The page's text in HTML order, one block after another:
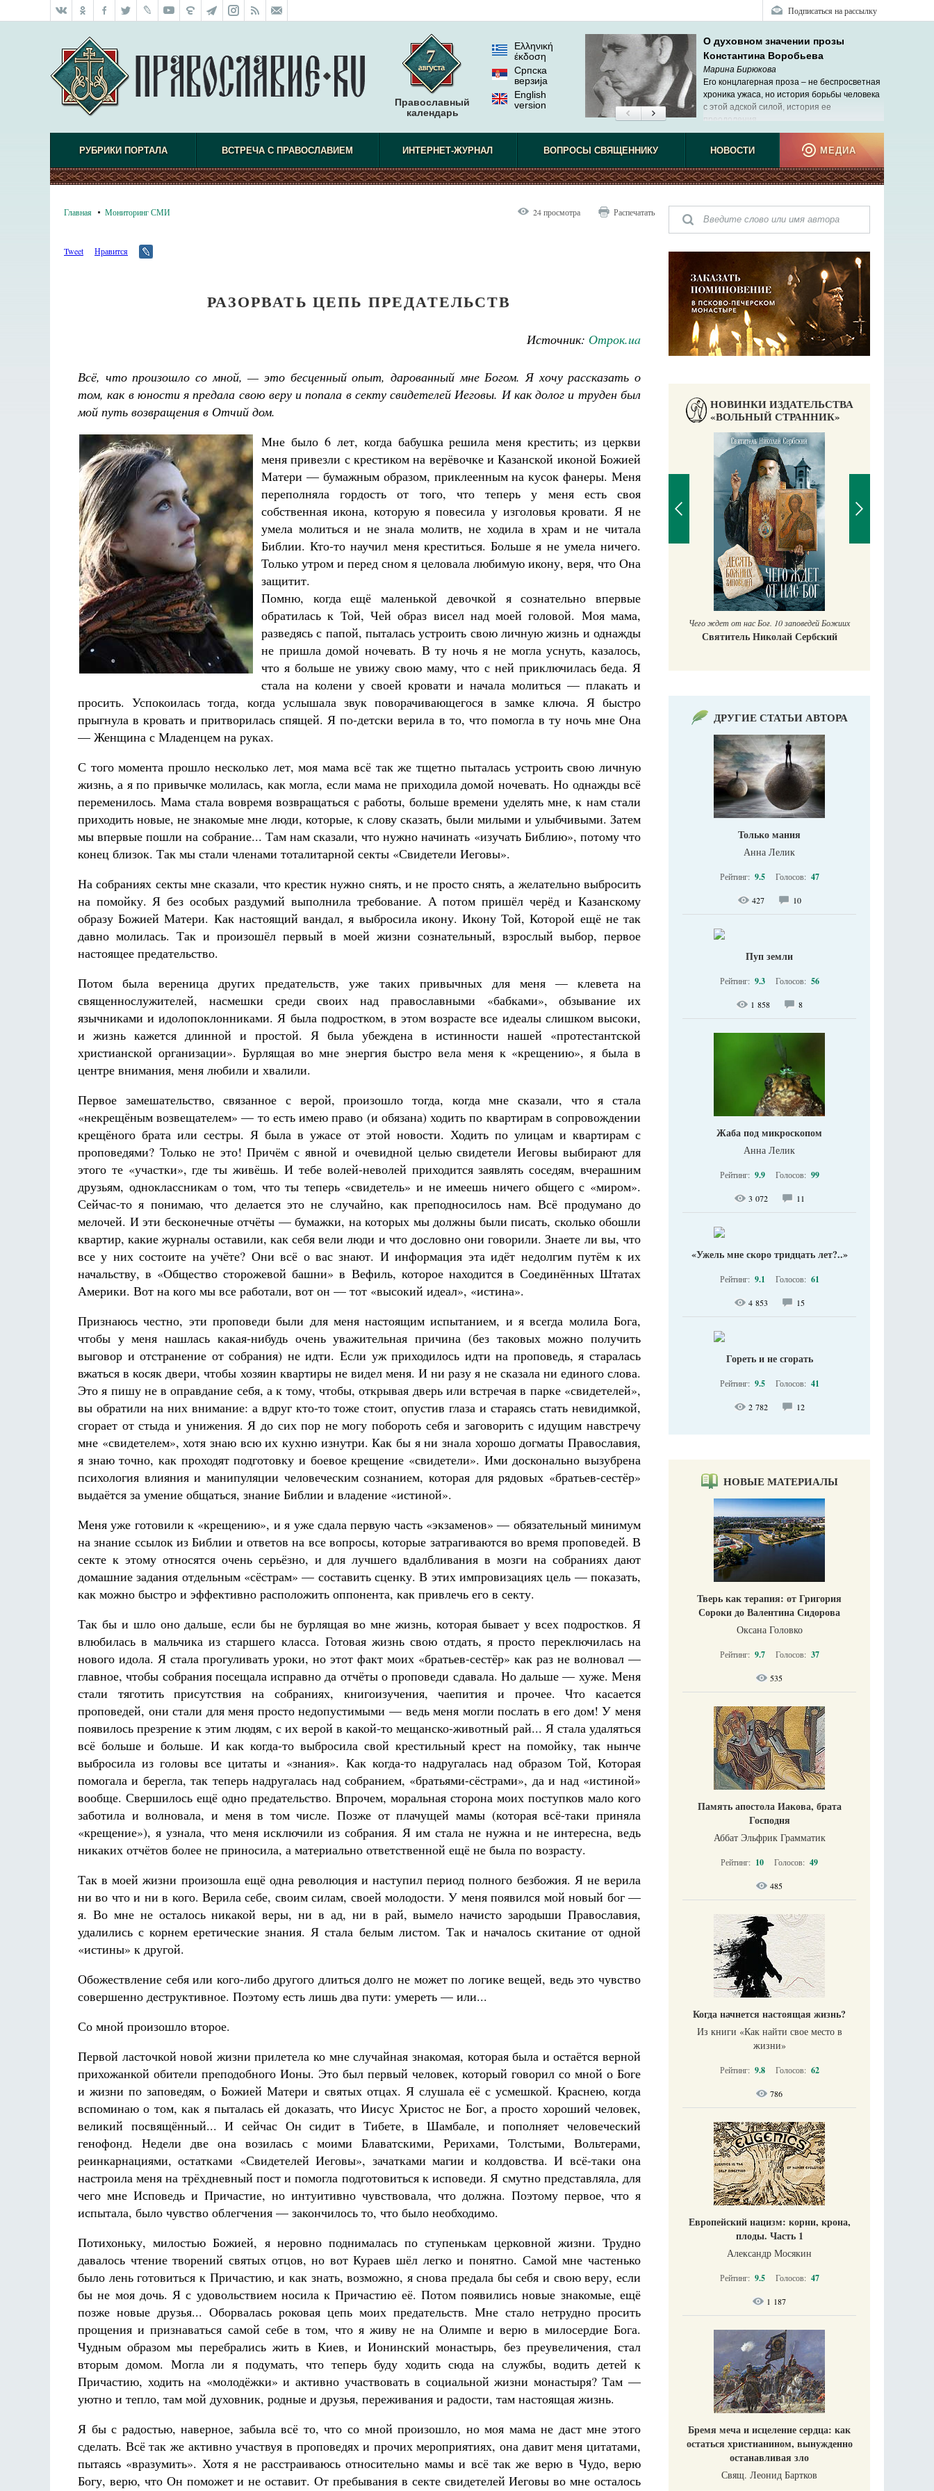
Подписаться на рассылку
Православный
календарь
Ελληνική
έκδοση
Српска
верзиjа
English
version
О духовном значении прозы
Константина Воробьева
Марина Бирюкова
Его концлагерная проза – не беспросветная
хроника ужаса, но история борьбы человека
с этой адской силой, история ее
преодоления.
РУБРИКИ ПОРТАЛА ВСТРЕЧА С ПРАВОСЛАВИЕМ ИНТЕРНЕТ-ЖУРНАЛ ВОПРОСЫ СВЯЩЕННИКУ НОВОСТИ МЕДИА
Главная Мониторинг СМИ 24 просмотра Распечатать
Tweet Нравится
РАЗОРВАТЬ ЦЕПЬ ПРЕДАТЕЛЬСТВ
Источник: Отрок.ua
Всё, что произошло со мной, — это бесценный опыт, дарованный мне Богом. Я хочу рассказать о
том, как в юности я предала свою веру и попала в секту свидетелей Иеговы. И как долог и труден был
мой путь возвращения в Отчий дом.
Мне было 6 лет, когда бабушка решила меня крестить; из церкви
меня привезли с крестиком на верёвочке и Казанской иконой Божией
Матери — бумажным образом, приклеенным на кусок фанеры. Меня
переполняла гордость от того, что теперь у меня есть своя
собственная икона, которую я повесила у изголовья кровати. Я не
умела молиться и не знала молитв, не ходила в храм и не читала
Библии. Кто-то научил меня креститься. Больше я не умела ничего.
Только утром и перед сном я целовала любимую икону, веря, что Она
защитит.
Помню, когда ещё маленькой девочкой я сознательно впервые
обратилась к Той, Чей образ висел над моей головой. Моя мама,
разведясь с папой, пыталась устроить свою личную жизнь и однажды
не пришла домой ночевать. В ту ночь я не могла уснуть, казалось,
что я больше не увижу свою маму, что с ней приключилась беда. Я
стала на колени у своей кровати и начала молиться — плакать и
просить. Успокоилась тогда, когда услышала звук поворачивающегося в замке ключа. Я быстро
прыгнула в кровать и притворилась спящей. Я по-детски верила в то, что помогла в ту ночь мне Она
— Женщина с Младенцем на руках.
С того момента прошло несколько лет, моя мама всё так же тщетно пыталась устроить свою личную
жизнь, а я по привычке молилась, как могла, если мама не приходила домой ночевать. Но однажды всё
переменилось. Мама стала вовремя возвращаться с работы, больше времени уделять мне, к нам стали
приходить новые, не знакомые мне люди, которые, к слову сказать, были милыми и улыбчивыми. Затем
мы впервые пошли на собрание... Там нам сказали, что нужно начинать «изучать Библию», потому что
конец близок. Так мы стали членами тоталитарной секты «Свидетели Иеговы».
На собраниях секты мне сказали, что крестик нужно снять, и не просто снять, а желательно выбросить
на помойку. Я без особых раздумий выполнила требование. А потом пришёл черёд и Казанскому
образу Божией Матери. Как настоящий вандал, я выбросила икону. Икону Той, Которой ещё не так
давно молилась. Так и произошёл первый в моей жизни сознательный, взрослый выбор, первое
настоящее предательство.
Потом была вереница других предательств, уже таких привычных для меня — клевета на
священнослужителей, насмешки среди своих над православными «бабками», обзывание их
язычниками и идолопоклонниками. Я была подростком, в этом возрасте все идеалы слишком высоки,
и жизнь кажется длинной и простой. Я была убеждена в истинности нашей «протестантской
христианской организации». Бурлящая во мне энергия быстро вела меня к «крещению», я была в
центре внимания, меня любили и хвалили.
Первое замешательство, связанное с верой, произошло тогда, когда мне сказали, что я стала
«некрещёным возвещателем» — то есть имею право (и обязана) ходить по квартирам в сопровождении
крещёного брата или сестры. Я была в ужасе от этой новости. Ходить по улицам и квартирам с
проповедями? Только не это! Причём с явной и очевидной целью свидетели Иеговы выбирают для
этого те «участки», где ты живёшь. И тебе волей-неволей приходится заявлять соседям, вчерашним
друзьям, одноклассникам о том, что ты теперь «свидетель» и не имеешь ничего общего с «миром».
Сейчас-то я понимаю, что делается это не случайно, как преподносилось нам. Всё продумано до
мелочей. И эти бесконечные отчёты — бумажки, на которых мы должны были писать, сколько обошли
квартир, какие журналы оставили, как себя вели люди и что дословно они говорили. Знаете ли вы, что
все у них состоите на учёте? Они всё о вас знают. И информация эта идёт недолгим путём к их
начальству, в «Общество сторожевой башни» в Вефиль, которое находится в Соединённых Штатах
Америки. Вот на кого мы все работали, вот он — тот «высокий идеал», «истина».
Признаюсь честно, эти проповеди были для меня настоящим испытанием, и я всегда молила Бога,
чтобы у меня нашлась какая-нибудь очень уважительная причина (без таковых можно получить
выговор и отстранение от собрания) не идти. Если уж приходилось идти на проповедь, я старалась
вжаться в косяк двери, чтобы хозяин квартиры не видел меня. И ни разу я не сказала ни единого слова.
Это я пишу не в оправдание себя, а к тому, чтобы, открывая дверь или встречая в парке «свидетелей»,
вы обратили на них внимание: а вдруг кто-то тоже стоит, опустив глаза и стараясь стать невидимкой,
сгорает от стыда и унижения. Я до сих пор не могу побороть себя и заговорить с идущим навстречу
мне «свидетелем», хотя знаю всю их кухню изнутри. Как бы я ни знала хорошо догматы Православия,
я знаю точно, как проходят подготовку и боевое крещение «свидетели». Ими досконально вызубрена
психология влияния и манипуляции человеческим сознанием, которая для рядовых «братьев-сестёр»
выдаётся за умение общаться, знание Библии и владение «истиной».
Меня уже готовили к «крещению», и я уже сдала первую часть «экзаменов» — обязательный минимум
на знание ссылок из Библии и ответов на все вопросы, которые затрагиваются во время проповедей. В
секте к этому относятся очень серьёзно, и для лучшего вдалбливания в мозги на собраниях дают
домашние задания отдельным «сёстрам» — составить сценку. В этих импровизациях цель — показать,
как можно быстро и эффективно расположить оппонента, как привлечь его в секту.
Так бы и шло оно дальше, если бы не бурлящая во мне жизнь, которая бывает у всех подростков. Я
влюбилась в мальчика из старшего класса. Готовая жизнь свою отдать, я просто переключилась на
нового идола. Я стала прогуливать уроки, но этот факт моих «братьев-сестёр» как раз не волновал —
главное, чтобы собрания посещала исправно да отчёты о проповеди сдавала. Но дальше — хуже. Меня
стали тяготить присутствия на собраниях, книгоизучения, чаепития и прочее. Что касается
проповедей, они стали для меня просто недопустимыми — ведь меня могли послать в его дом! У меня
появилось презрение к этим людям, с их верой в какой-то мещанско-животный рай... Я стала удаляться
всё больше и больше. И как когда-то выбросила свой крестильный крест на помойку, так нынче
выбросила из головы все цитаты и «знания». Как когда-то надругалась над образом Той, Которая
помогала и берегла, так теперь надругалась над собранием, «братьями-сёстрами», да и над «истиной»
вообще. Свершилось ещё одно предательство. Впрочем, моральная сторона моих поступков мало кого
заботила и волновала, и меня в том числе. Позже от плачущей мамы (которая всё-таки приняла
«крещение»), я узнала, что меня исключили из собрания. Я им стала не нужна и не интересна, ведь
никаких отчётов более не приносила, а материально ответственной ещё не была по возрасту.
Так в моей жизни произошла ещё одна революция и наступил период полного безбожия. Я не верила
ни во что и ни в кого. Верила себе, своим силам, своей молодости. У меня появился мой новый бог —
я. Во мне не осталось никакой веры, ни в ад, ни в рай, вымело начисто зародыши Православия,
удалились с корнем еретические знания. Я стала белым листом. Так и началось скитание от одной
«истины» к другой.
Обожествление себя или кого-либо другого длиться долго не может по логике вещей, ведь это чувство
совершенно деструктивное. Поэтому есть лишь два пути: умереть — или...
Со мной произошло второе.
Первой ласточкой новой жизни прилетела ко мне случайная знакомая, которая была и остаётся верной
прихожанкой обители преподобного Ионы. Это был первый человек, который говорил со мной о Боге
и жизни по заповедям, о Божией Матери и святых отцах. Я слушала её с усмешкой. Краснею, когда
вспоминаю о том, как я пыталась ей доказать, что Иисус Христос не Бог, а просто хороший человек,
великий посвящённый... И сейчас Он сидит в Тибете, в Шамбале, и пополняет человеческий
генофонд. Недели две она возилась с моими Блаватскими, Рерихами, Толстыми, Вольтерами,
реинкарнациями, остатками «Свидетелей Иеговы», зачатками магии и колдовства. И всё-таки она
настроила меня на трёхдневный пост и помогла подготовиться к исповеди. Я смутно представляла, для
чего мне Исповедь и Причастие, но интуитивно чувствовала, что должна. Поэтому первое, что я
испытала, было чувство облегчения — закончилось то, что было необходимо.
Потихоньку, милостью Божией, я неровно поднималась по ступенькам церковной жизни. Трудно
давалось чтение творений святых отцов, но вот Кураев шёл легко и понятно. Самой мне частенько
было лень готовиться к Причастию, и как знать, возможно, я снова предала бы себя и свою веру, если
бы не моя дочь. Я с удовольствием носила к Причастию её. Потом появились новые знакомые, ещё
позже новые друзья... Оборвалась роковая цепь моих предательств. Мне стало нетрудно просить
прощения и признаваться самой себе в том, что я живу не на Олимпе и верю в милосердие Бога.
Чудным образом мы перебрались жить в Киев, и Ионинский монастырь, без преувеличения, стал
вторым домом. Могла ли я подумать, что теперь буду ходить сюда на службы, водить детей к
Причастию, ходить на «молодёжки» и активно участвовать в социальной жизни монастыря? Там —
уютно и тепло, там мой духовник, родные и друзья, переживания и радости, там настоящая жизнь.
Я бы с радостью, наверное, забыла всё то, что со мной произошло, но моя мама не даст мне этого
сделать. Всё так же активно участвуя в проповедях и прочих мероприятиях, она давит меня цитатами,
пытаясь «вразумить». Хотя я не расстраиваюсь относительно мамы и всё так же верю в Чудо, верю
Богу, верю, что Он поможет и не оставит. От пребывания в секте свидетелей Иеговы во мне осталось
НОВИНКИ ИЗДАТЕЛЬСТВА
«ВОЛЬНЫЙ СТРАННИК»
Разлуки не будет
Фредерика де Грааф Как найти своё место в жизни
Кирилл Мурышев
Великомученик Георгий Победоносец. Научись у
святого
Роман Котов Чего ждет от нас Бог. 10 заповедей Божиих
Святитель Николай Сербский
ДРУГИЕ СТАТЬИ АВТОРА
Только мания
Анна Лелик
Рейтинг: 9.5 Голосов: 47
427 10
Пуп земли
Рейтинг: 9.3 Голосов: 56
1 858 8
Жаба под микроскопом
Анна Лелик
Рейтинг: 9.9 Голосов: 99
3 072 11
«Ужель мне скоро тридцать лет?..»
Рейтинг: 9.1 Голосов: 61
4 853 15
Гореть и не сгорать
Рейтинг: 9.5 Голосов: 41
2 782 12
НОВЫЕ МАТЕРИАЛЫ
Тверь как терапия: от Григория
Сороки до Валентина Сидорова
Оксана Головко
Рейтинг: 9.7 Голосов: 37
535
Память апостола Иакова, брата
Господня
Аббат Эльфрик Грамматик
Рейтинг: 10 Голосов: 49
485
Когда начнется настоящая жизнь?
Из книги «Как найти свое место в
жизни​»
Рейтинг: 9.8 Голосов: 62
786
Европейский нацизм: корни, крона,
плоды. Часть 1
Александр Мосякин
Рейтинг: 9.5 Голосов: 47
1 187
Бремя меча и исцеление сердца: как
остаться христианином, вынужденно
останавливая зло
Свящ. Леонид Бартков